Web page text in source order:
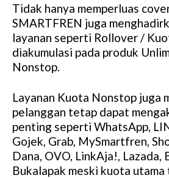
Tidak hanya memperluas
SMARTFREN juga
layanan seperti Rollover /
diakumulasi pada produk
Nonstop.
Layanan Kuota Nonstop juga
pelanggan tetap dapat
penting seperti WhatsApp,
Gojek, Grab, MySmartfren,
Dana, OVO, LinkAja!, Lazada,
Bukalapak meski kuota utama